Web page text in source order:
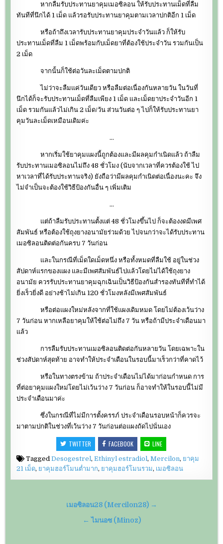
หากลืมรับประทานยาคุมเมอซิลอน ให้รับประทานเม็ดที่ลืม
ทันทีที่นึกได้ 1 เม็ด แล้วรอรับประทานยาคุมตามเวลาปกติอีก 1 เม็ด
หรือถ้าถึงเวลารับประทานยาคุมประจำวันแล้ว ก็ให้รับ
ประทานเม็ดที่ลืม 1 เม็ดพร้อมกับเม็ดยาที่ต้องใช้ประจำวัน รวมกันเป็น
2 เม็ด
จากนั้นก็ใช้ต่อวันละเม็ดตามปกติ
ไม่ว่าจะลืมแค่วันเดียว หรือลืมต่อเนื่องกันหลายวัน ในวันที่
นึกได้ก็จะรับประทานเม็ดที่ลืมเพียง 1 เม็ด และเม็ดยาประจำวันอีก 1
เม็ด รวมกันแล้วไม่เกิน 2 เม็ด/วัน ส่วนวันต่อ ๆ ไปก็ให้รับประทานยา
คุมวันละเม็ดเหมือนเดิมค่ะ
…
หากเริ่มใช้ยาคุมแผงนี้ถูกต้องและมีผลคุมกำเนิดแล้ว ถ้าลืม
รับประทานเมอซิลอนไม่ถึง 48 ชั่วโมง (นับจากเวลาที่ควรต้องใช้ ไป
หาเวลาที่ได้รับประทานจริง) ยังถือว่ามีผลคุมกำเนิดต่อเนื่องนะคะ จึง
ไม่จำเป็นจะต้องใช้วิธีป้องกันอื่น ๆ เพิ่มเติม
…
แต่ถ้าลืมรับประทานตั้งแต่ 48 ชั่วโมงขึ้นไป ก็จะต้องงดมีเพศ
สัมพันธ์ หรือต้องใช้ถุงยางอนามัยร่วมด้วย ไปจนกว่าจะได้รับประทาน
เมอซิลอนติดต่อกันครบ 7 วันก่อน
และในกรณีที่เม็ดใดเม็ดหนึ่ง หรือทั้งหมดที่ลืมใช้ อยู่ในช่วง
สัปดาห์แรกของแผง และมีเพศสัมพันธ์ไปแล้วโดยไม่ได้ใช้ถุงยาง
อนามัย ควรรับประทานยาคุมฉุกเฉินเป็นวิธีป้องกันสำรองทันทีที่ทำได้
ยิ่งเร็วยิ่งดี อย่างช้าไม่เกิน 120 ชั่วโมงหลังมีเพศสัมพันธ์
หรือต่อแผงใหม่หลังจากที่ใช้แผงเดิมหมด โดยไม่ต้องเว้นว่าง
7 วันก่อน หากเหลือยาคุมให้ใช้ต่อไม่ถึง 7 วัน หรือถ้ามีประจำเดือนมา
แล้ว
การลืมรับประทานเมอซิลอนติดต่อกันหลายวัน โดยเฉพาะใน
ช่วงสัปดาห์สุดท้าย อาจทำให้ประจำเดือนในรอบนี้มาเร็วกว่าที่คาดไว้
หรือในทางตรงข้าม ถ้าประจำเดือนไม่ได้มาก่อนกำหนด การ
ที่ต่อยาคุมแผงใหม่โดยไม่เว้นว่าง 7 วันก่อน ก็อาจทำให้ในรอบนี้ไม่มี
ประจำเดือนมาค่ะ
ซึ่งในกรณีที่ไม่มีการตั้งครรภ์ ประจำเดือนรอบหน้าก็ควรจะ
มาตามปกติในช่วงที่เว้นว่าง 7 วันก่อนต่อแผงถัดไปนั่นเอง
TWITTER FACEBOOK LINE
TaggedDesogestrel,Ethinyl estradiol,Mercilon, ยาคุม
21 เม็ด, ยาคุมฮอร์โมนต่ำมาก, ยาคุมฮอร์โมนรวม, เมอซิลอน
เมอซิลอน28 (Mercilon28) →
← ไมนอซ (Minoz)